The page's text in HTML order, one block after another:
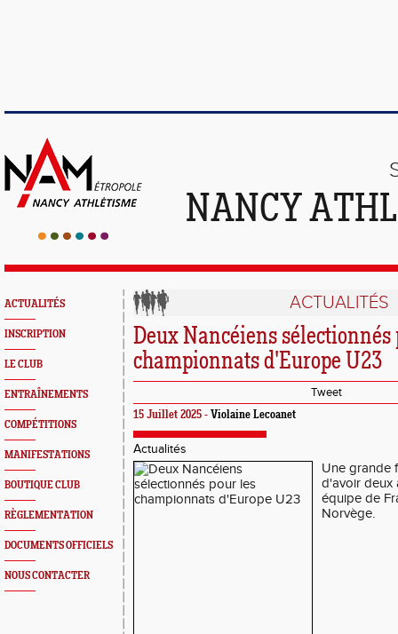
NANCY
ACTUALITÉS
INSCRIPTION
LE CLUB
ENTRAÎNEMENTS
COMPÉTITIONS
MANIFESTATIONS
BOUTIQUE CLUB
RÈGLEMENTATION
DOCUMENTS OFFICIELS
NOUS CONTACTER
ACTUALITÉS
Deux Nancéiens sélectionnés
championnats d'Europe U23
Tweet
15 Juillet 2025 - Violaine Lecoanet
Actualités
Une grande
d'avoir deux
équipe de
Norvège.